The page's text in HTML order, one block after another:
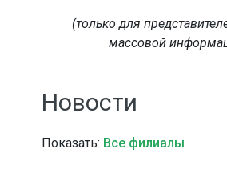
(только для
массовой
Новости
Показать: Все филиалы